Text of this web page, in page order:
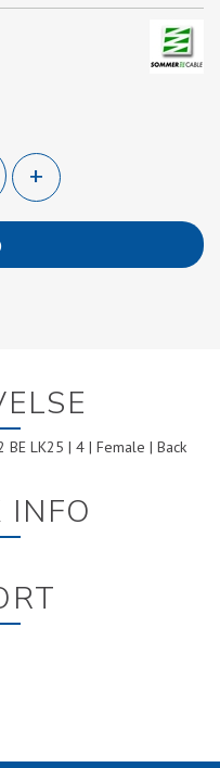
+
BE LK25 | 4 | Female | Back
INFO